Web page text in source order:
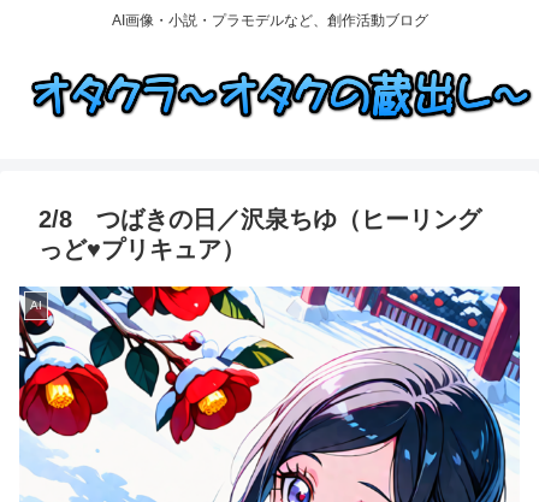
AI画像・小説・プラモデルなど、創作活動ブログ
2/8 つばきの日／沢泉ちゆ（ヒーリング
っど♥プリキュア）
AI